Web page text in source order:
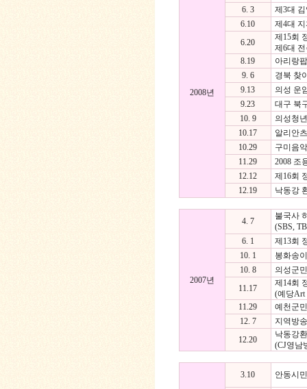
2008년
6. 3
제3대
6.10
제4대
6.20
제15회
제6대
8.19
아리랑
9. 6
경북 찾
9.13
의성 운
9.23
대구 북
10. 9
의성청
10.17
알리안
10.29
구미음
11.29
2008 조
12.12
제16회
12.19
낙동강
2007년
4. 7
불국사
(SBS,
6. 1
제13회
10. 1
봉화송
10. 8
의성군
11.17
제14회
(예당Art
11.29
예천군
12. 7
지역방
12.20
낙동강
(CJ영남
3.10 안동시